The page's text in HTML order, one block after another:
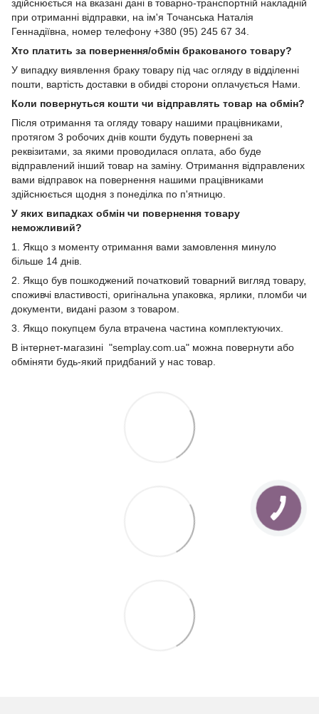
здійснюється на вказані дані в товарно-транспортній накладній
при отриманні відправки, на ім'я Точанська Наталія
Геннадіївна, номер телефону +380 (95) 245 67 34.
Хто платить за повернення/обмін бракованого товару?
У випадку виявлення браку товару під час огляду в відділенні
пошти, вартість доставки в обидві сторони оплачується Нами.
Коли повернуться кошти чи відправлять товар на обмін?
Після отримання та огляду товару нашими працівниками,
протягом 3 робочих днів кошти будуть повернені за
реквізитами, за якими проводилася оплата, або буде
відправлений інший товар на заміну. Отримання відправлених
вами відправок на повернення нашими працівниками
здійснюється щодня з понеділка по п'ятницю.
У яких випадках обмін чи повернення товару
неможливий?
1. Якщо з моменту отримання вами замовлення минуло
більше 14 днів.
2. Якщо був пошкоджений початковий товарний вигляд товару,
споживчі властивості, оригінальна упаковка, ярлики, пломби чи
документи, видані разом з товаром.
3. Якщо покупцем була втрачена частина комплектуючих.
В інтернет-магазині "semplay.com.ua" можна повернути або
обміняти будь-який придбаний у нас товар.